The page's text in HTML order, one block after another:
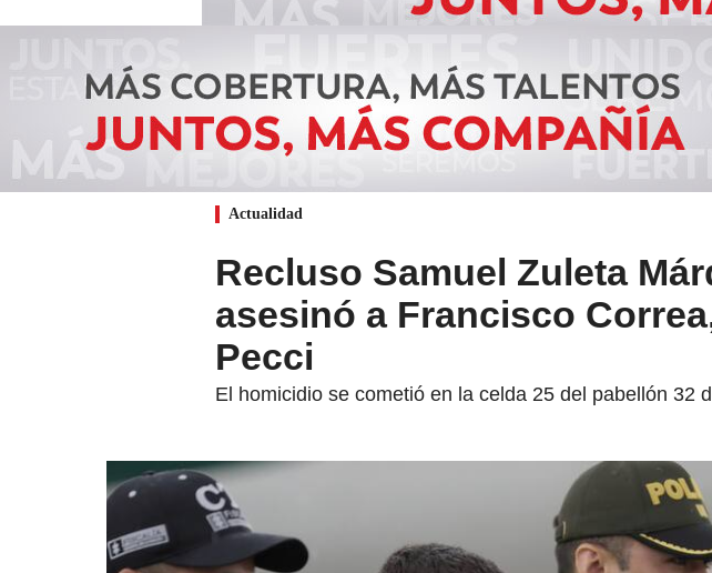
Actualidad
Recluso Samuel Zuleta
asesinó a Francisco
Pecci
El homicidio se cometió en la celda 25 del pabellón 32